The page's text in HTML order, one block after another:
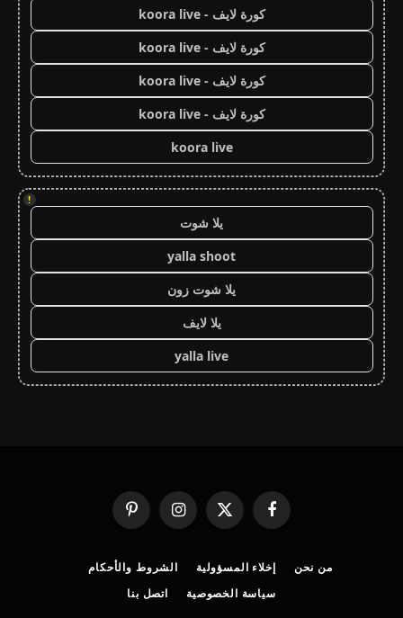
كورة لايف - koora live
كورة لايف - koora live
كورة لايف - koora live
كورة لايف - koora live
koora live
!
يلا شوت
yalla shoot
يلا شوت زون
يلا لايف
yalla live
فيسبوك
X
(Twitter)
الانستغرامبينتيريست
من نحن إخلاء المسؤولية
الشروط والأحكام
سياسة الخصوصية
اتصل بنا